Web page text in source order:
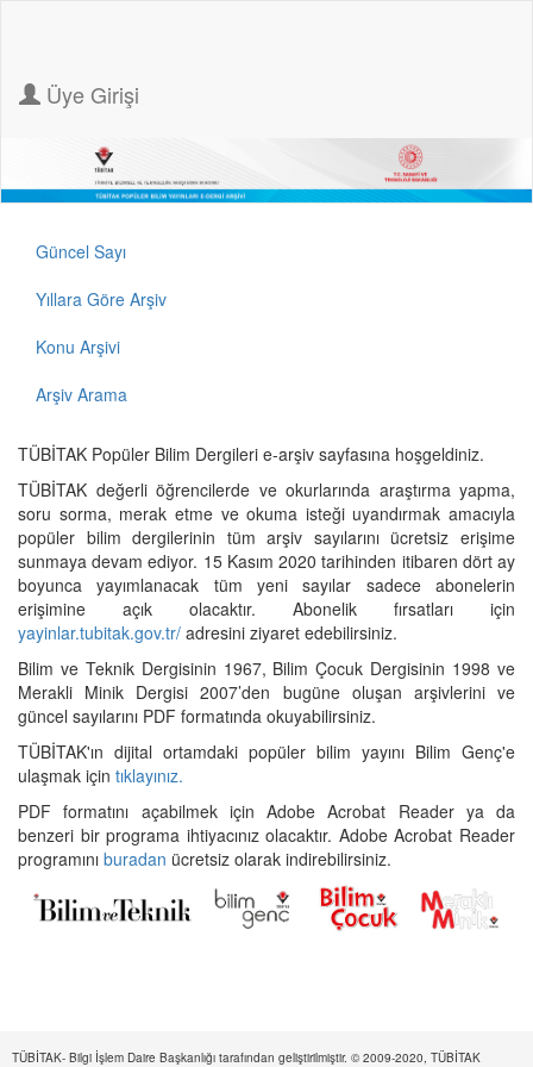
Üye Girişi
Güncel Sayı
Yıllara Göre Arşiv
Konu Arşivi
Arşiv Arama
TÜBİTAK Popüler Bilim Dergileri e-arşiv sayfasına hoşgeldiniz.
TÜBİTAK değerli öğrencilerde ve okurlarında araştırma yapma,
soru sorma, merak etme ve okuma isteği uyandırmak amacıyla
popüler bilim dergilerinin tüm arşiv sayılarını ücretsiz erişime
sunmaya devam ediyor. 15 Kasım 2020 tarihinden itibaren dört ay
boyunca yayımlanacak tüm yeni sayılar sadece abonelerin
erişimine açık olacaktır. Abonelik fırsatları için
yayinlar.tubitak.gov.tr/ adresini ziyaret edebilirsiniz.
Bilim ve Teknik Dergisinin 1967, Bilim Çocuk Dergisinin 1998 ve
Merakli Minik Dergisi 2007’den bugüne oluşan arşivlerini ve
güncel sayılarını PDF formatında okuyabilirsiniz.
TÜBİTAK'ın dijital ortamdaki popüler bilim yayını Bilim Genç'e
ulaşmak için tıklayınız.
PDF formatını açabilmek için Adobe Acrobat Reader ya da
benzeri bir programa ihtiyacınız olacaktır. Adobe Acrobat Reader
programını buradan ücretsiz olarak indirebilirsiniz.
TÜBİTAK- Bilgi İşlem Daire Başkanlığı tarafından geliştirilmiştir. © 2009-2020, TÜBİTAK